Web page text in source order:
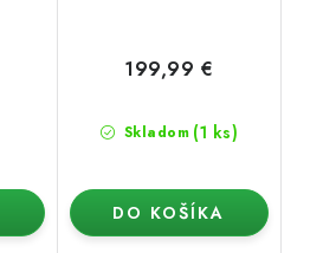
Skladom (1 ks)
199,99 €
DO KOŠÍKA